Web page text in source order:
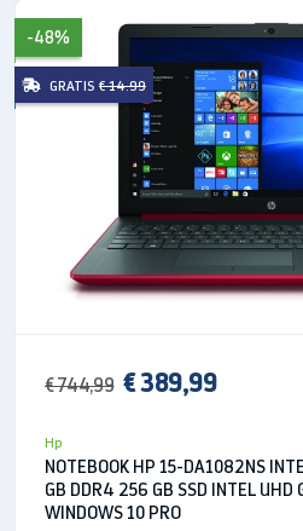
Taglia: 4 GB
Max. Espansione: a 16 GB
Tecnologia: DDR3 SDRAM SO-
Numero di banchi di memoria: 2
DISCO RIGIDO
Dimensioni: 320 GB
Tipo: 2.5 "SATA HDD
DISPLAY
Risoluzione: 1600 × 900 (HD +)
retroilluminazione a LED
DRIVE
-48%
GRATIS € 14.99
€ 744,99 € 389,99
Hp
NOTEBOOK HP 15-DA1082NS
GB DDR4 256 GB SSD INTEL UHD
WINDOWS 10 PRO